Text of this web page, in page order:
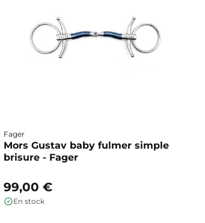
Fager
Mors Gustav baby fulmer simple
brisure - Fager
99,00 €
En stock